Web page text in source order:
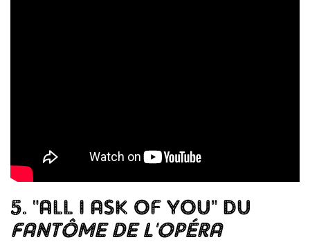
5. "ALL I ASK OF YOU" DU
FANTÔME DE L'OPÉRA